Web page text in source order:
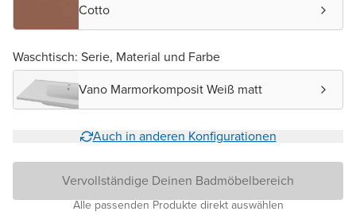
Cotto
Waschtisch: Serie, Material und Farbe
Vano Marmorkomposit Weiß matt
Auch in anderen Konfigurationen
Vervollständige Deinen Badmöbelbereich
Alle passenden Produkte direkt auswählen